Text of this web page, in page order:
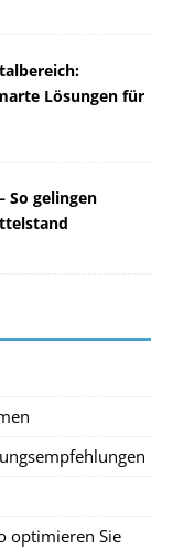
Lösungen für
So gelingen
optimieren Sie